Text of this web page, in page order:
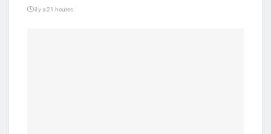
il y a 21 heures